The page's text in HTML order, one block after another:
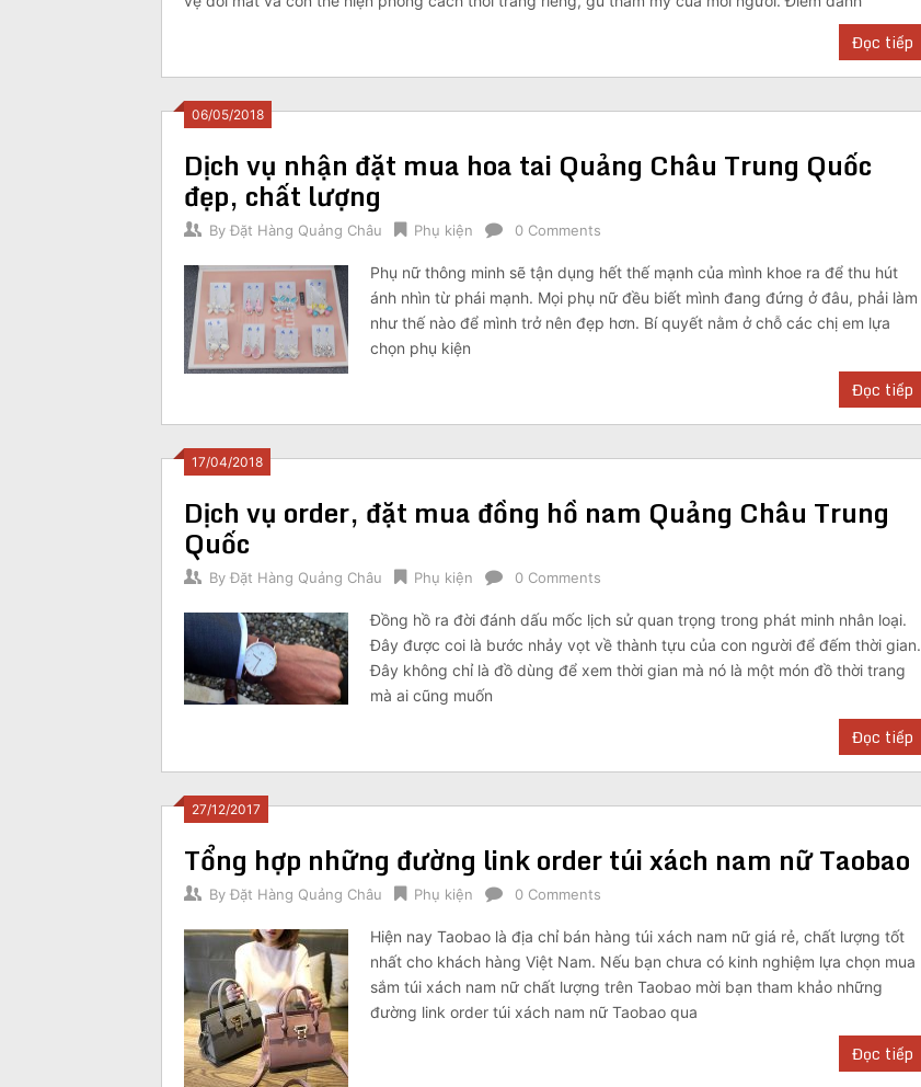
Đọc tiếp
06/05/2018
Dịch vụ nhận đặt mua hoa tai Quảng Châu Trung Quốc
đẹp, chất lượng
By Đặt Hàng Quảng Châu Phụ kiện 0 Comments
Phụ nữ thông minh sẽ tận dụng hết thế mạnh của mình khoe ra để thu hút
ánh nhìn từ phái mạnh. Mọi phụ nữ đều biết mình đang đứng ở đâu, phải làm
như thế nào để mình trở nên đẹp hơn. Bí quyết nằm ở chỗ các chị em lựa
chọn phụ kiện
Đọc tiếp
17/04/2018
Dịch vụ order, đặt mua đồng hồ nam Quảng Châu Trung
Quốc
By Đặt Hàng Quảng Châu Phụ kiện 0 Comments
Đồng hồ ra đời đánh dấu mốc lịch sử quan trọng trong phát minh nhân loại.
Đây được coi là bước nhảy vọt về thành tựu của con người để đếm thời gian.
Đây không chỉ là đồ dùng để xem thời gian mà nó là một món đồ thời trang
mà ai cũng muốn
Đọc tiếp
27/12/2017
Tổng hợp những đường link order túi xách nam nữ Taobao
By Đặt Hàng Quảng Châu Phụ kiện 0 Comments
Hiện nay Taobao là địa chỉ bán hàng túi xách nam nữ giá rẻ, chất lượng tốt
nhất cho khách hàng Việt Nam. Nếu bạn chưa có kinh nghiệm lựa chọn mua
sắm túi xách nam nữ chất lượng trên Taobao mời bạn tham khảo những
đường link order túi xách nam nữ Taobao qua
Đọc tiếp